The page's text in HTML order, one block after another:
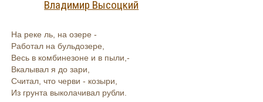
Владимир Высоцкий
На реке ль, на озере -
Работал на бульдозере,
Весь в комбинезоне и в пыли,-
Вкалывал я до зари,
Считал, что черви - козыри,
Из грунта выколачивал рубли.